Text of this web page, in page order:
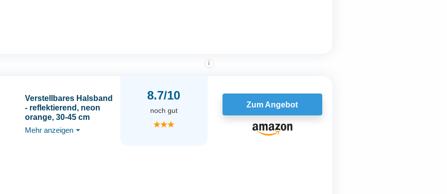
Verstellbares Halsband
- reflektierend, neon
orange, 30-45 cm
Mehr anzeigen ⏷
8.7/10
i
noch gut
★★★
Zum Angebot